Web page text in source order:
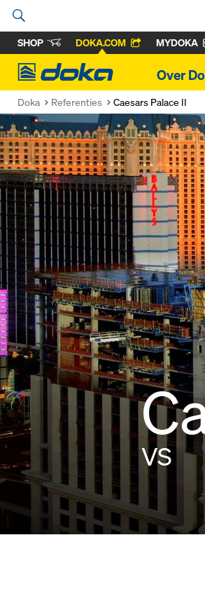
SHOP DOKA.COM MYDOKA
Doka
Over
Doka Referenties Caesars Palace II
VS